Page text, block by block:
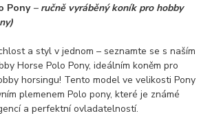
Pony– ručně vyráběný koník pro hobby
a styl v jednom – seznamte se s naším
Horse Polo Pony, ideálním koněm pro
horsingu! Tento model ve velikosti Pony
plemenem Polo pony, které je známé
a perfektní ovladatelností.